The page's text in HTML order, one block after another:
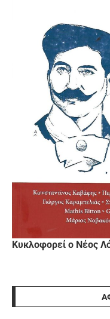
Κυκλοφορεί ο Νέος